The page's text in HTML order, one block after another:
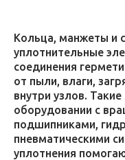
Кольца, манжеты и
уплотнительные
соединения
от пыли, влаги,
внутри узлов.
оборудовании с
подшипниками,
пневматическими
уплотнения